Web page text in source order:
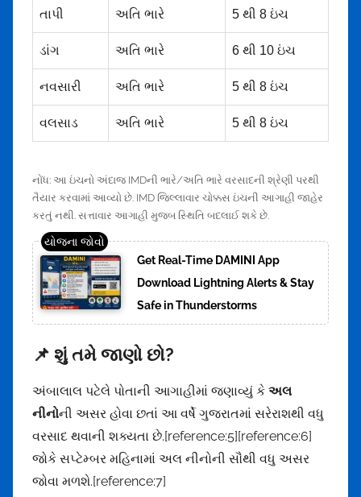
તાપી અતિ ભારે 5 થી 8 ઇંચ
ડાંગ અતિ ભારે 6 થી 10 ઇંચ
નવસારી અતિ ભારે 5 થી 8 ઇંચ
વલસાડ અતિ ભારે 5 થી 8 ઇંચ
નોંધ: આ ઇંચનો અંદાજ IMDની ભારે/અતિ ભારે વરસાદની શ્રેણી પરથી
તૈયાર કરવામાં આવ્યો છે. IMD જિલ્લાવાર ચોક્કસ ઇંચની આગાહી જાહેર
કરતું નથી. સત્તાવાર આગાહી મુજબ સ્થિતિ બદલાઈ શકે છે.
Get Real-Time DAMINI App
Download Lightning Alerts & Stay
Safe in Thunderstorms
📌 શું તમે જાણો છો?
અંબાલાલ પટેલે પોતાની આગાહીમાં જણાવ્યું કે અલ
નીનોની અસર હોવા છતાં આ વર્ષે ગુજરાતમાં સરેરાશથી વધુ
વરસાદ થવાની શક્યતા છે.[reference:5][reference:6]
જોકે સપ્ટેમ્બર મહિનામાં અલ નીનોની સૌથી વધુ અસર
જોવા મળશે.[reference:7]